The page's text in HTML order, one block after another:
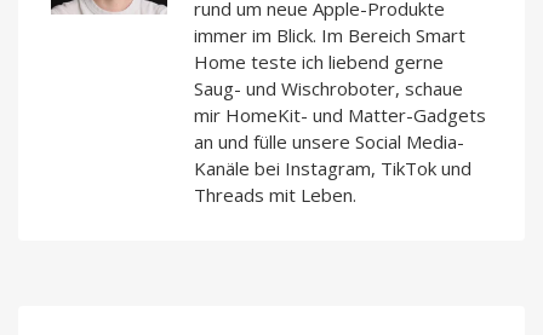
rund um neue Apple-Produkte
immer im Blick. Im Bereich Smart
Home teste ich liebend gerne
Saug- und Wischroboter, schaue
mir HomeKit- und Matter-Gadgets
an und fülle unsere Social Media-
Kanäle bei Instagram, TikTok und
Threads mit Leben.